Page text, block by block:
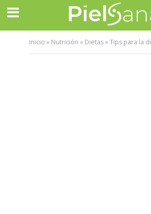
Inicio » Nutrición » Dietas»Tips para la